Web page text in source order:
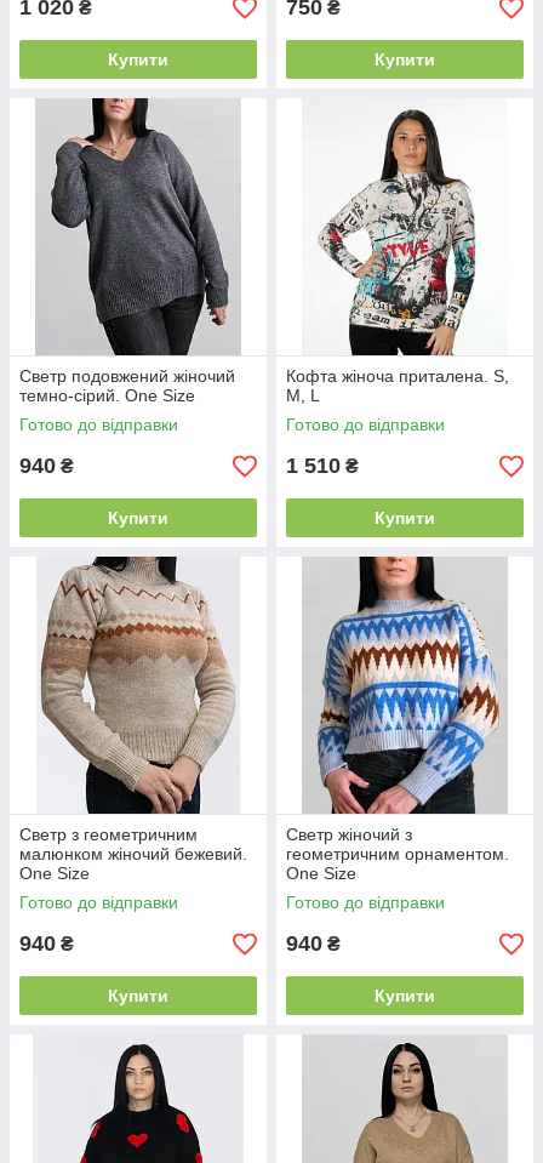
1 020 ₴
Купити
750 ₴
Купити
Светр подовжений жіночий
темно-сірий. One Size
Готово до відправки
940 ₴
Купити
Кофта жіноча приталена. S,
M, L
Готово до відправки
1 510 ₴
Купити
Светр з геометричним
малюнком жіночий бежевий.
One Size
Готово до відправки
940 ₴
Купити
Светр жіночий з
геометричним орнаментом.
One Size
Готово до відправки
940 ₴
Купити